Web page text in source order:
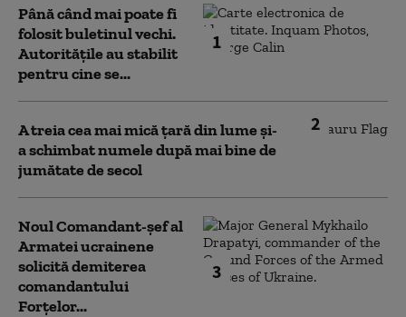
1
Până când mai poate fi
folosit buletinul vechi.
Autoritățile au stabilit
pentru cine se...
2
A treia cea mai mică țară din lume și-
a schimbat numele după mai bine de
jumătate de secol
3
Noul Comandant-șef al
Armatei ucrainene
solicită demiterea
comandantului
Forțelor...